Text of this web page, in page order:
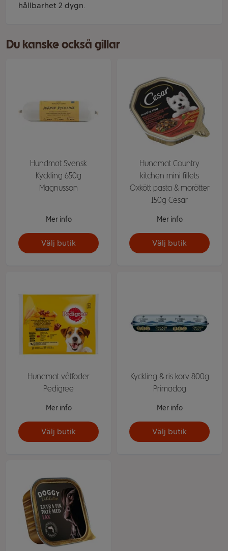
hållbarhet 2 dygn.
Du kanske också gillar
Hundmat Svensk
Kyckling 650g
Magnusson
Mer info
Välj butik
Hundmat Country
kitchen mini fillets
Oxkött pasta & morötter
150g Cesar
Mer info
Välj butik
Hundmat våtfoder
Pedigree
Mer info
Välj butik
Kyckling & ris korv 800g
Primadog
Mer info
Välj butik